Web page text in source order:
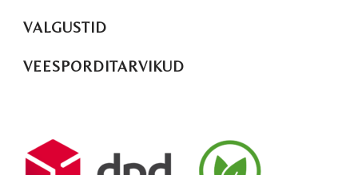
VALGUSTID
VEESPORDITARVIKUD